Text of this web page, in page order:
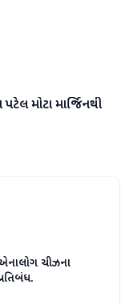
મોટા માર્જિનથી
એનાલોગ ચીઝના